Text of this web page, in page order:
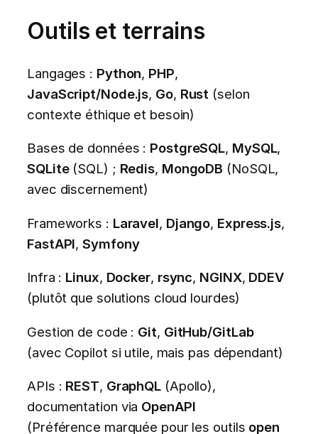
Outils et terrains
Langages : Python, PHP,
JavaScript/Node.js, Go, Rust (selon
contexte éthique et besoin)
Bases de données : PostgreSQL, MySQL,
SQLite(SQL) ; Redis, MongoDB (NoSQL,
avec discernement)
Frameworks : Laravel, Django, Express.js,
FastAPI,Symfony
Infra : Linux, Docker, rsync, NGINX, DDEV
(plutôt que solutions cloud lourdes)
Gestion de code : Git, GitHub/GitLab
(avec Copilot si utile, mais pas dépendant)
APIs : REST, GraphQL (Apollo),
documentation via OpenAPI
(Préférence marquée pour les outils open